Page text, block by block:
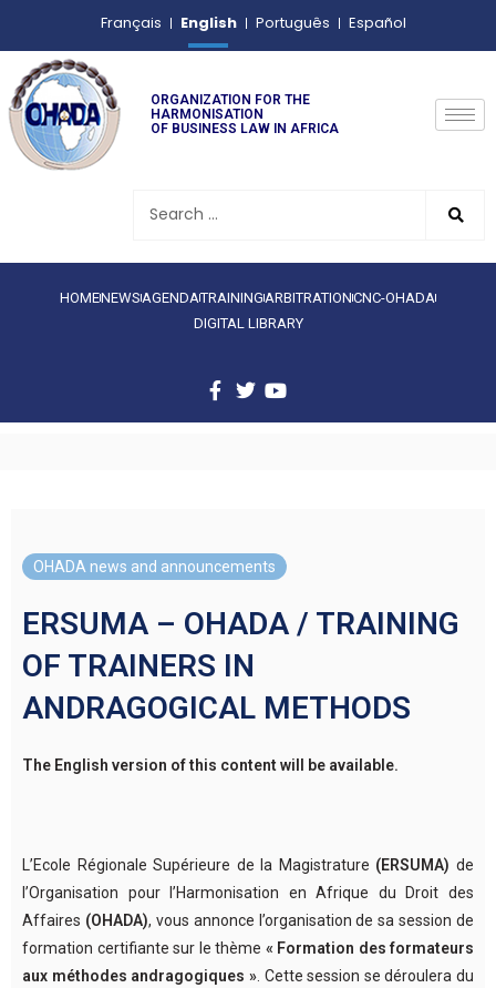
Français English Português Español
ORGANIZATION FOR THE
HARMONISATION
OF BUSINESS LAW IN AFRICA
HOMENEWS AGENDATRAINING ARBITRATIONCNC-OHADA
DIGITAL LIBRARY
OHADA news and announcements
ERSUMA – OHADA / TRAINING
OF TRAINERS IN
ANDRAGOGICAL METHODS
The English version of this content will be available.
L’Ecole Régionale Supérieure de la Magistrature (ERSUMA) de
l’Organisation pour l’Harmonisation en Afrique du Droit des
Affaires (OHADA), vous annonce l’organisation de sa session de
formation certifiante sur le thème « Formation des formateurs
aux méthodes andragogiques ». Cette session se déroulera du